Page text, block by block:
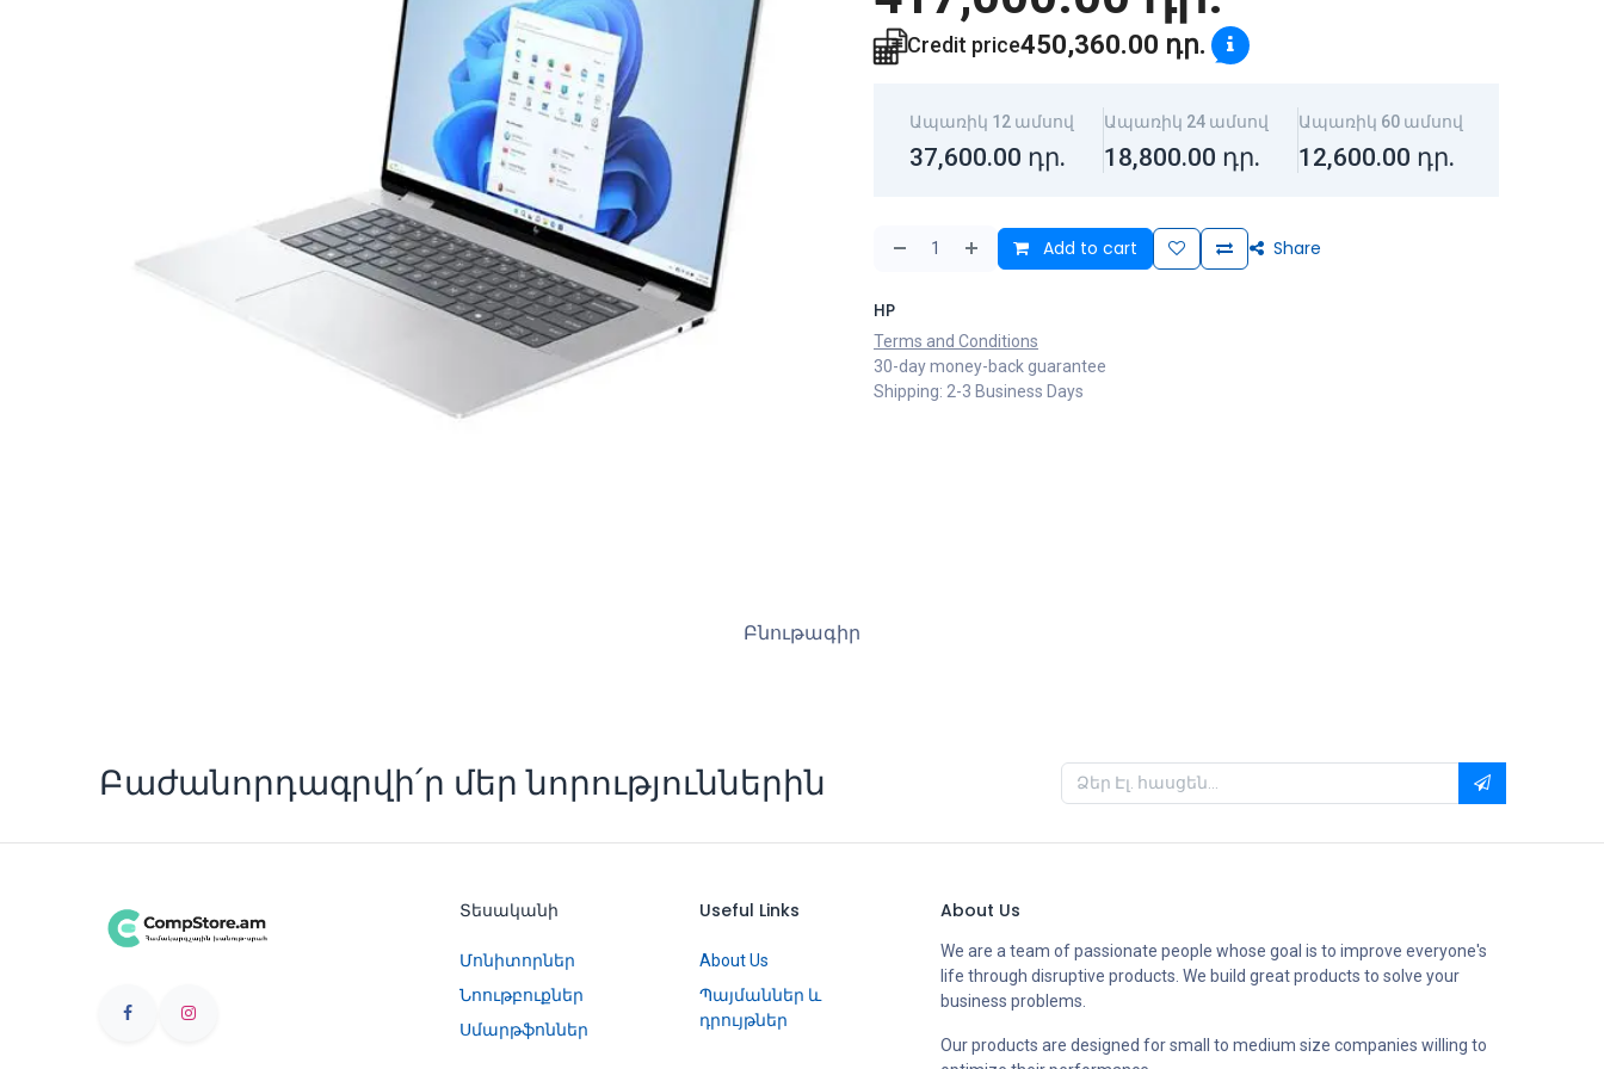
Credit price450,360.00 դր.
Ապառիկ 12 ամսով
37,600.00 դր.
Ապառիկ 24 ամսով
18,800.00 դր.
Ապառիկ 60 ամսով
12,600.00 դր.
Add to cart Share
HP
Terms and Conditions
30-day money-back guarantee
Shipping: 2-3 Business Days
Բնութագիր
Բաժանորդագրվի՛ր մեր նորություններին
Տեսականի
Մոնիտորներ
Նոութբուքներ
Սմարթֆոններ
Useful Links
About Us
Պայմաններ և
դրույթներ
About Us
We are a team of passionate people whose goal is to improve everyone's
life through disruptive products. We build great products to solve your
business problems.
Our products are designed for small to medium size companies willing to